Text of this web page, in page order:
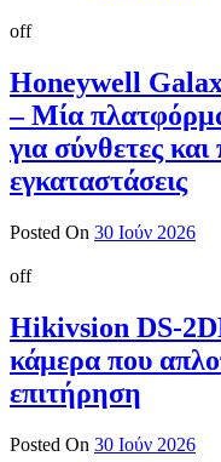
off
Honeywell
– Μία
για σύνθετες και
εγκαταστάσεις
Posted On 30 Ιούν 2026
off
Hikivsion DS-
κάμερα που
επιτήρηση
Posted On 30 Ιούν 2026